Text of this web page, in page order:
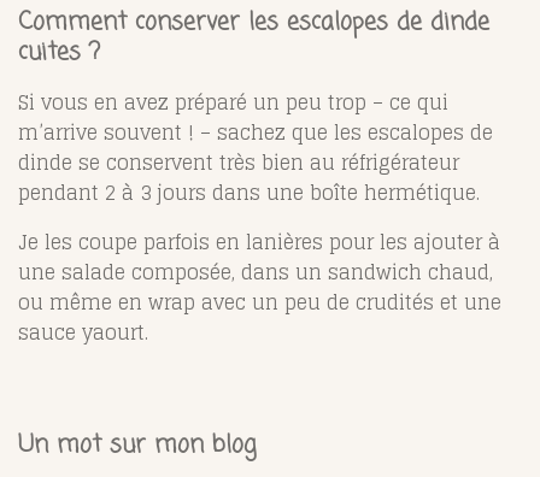
Comment conserver les escalopes de dinde
cuites ?
Si vous en avez préparé un peu trop – ce qui
m’arrive souvent ! – sachez que les escalopes de
dinde se conservent très bien au réfrigérateur
pendant 2 à 3 jours dans une boîte hermétique.
Je les coupe parfois en lanières pour les ajouter à
une salade composée, dans un sandwich chaud,
ou même en wrap avec un peu de crudités et une
sauce yaourt.
Un mot sur mon blog